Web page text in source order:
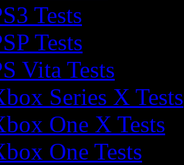
Tests
Tests
Vita Tests
Series X Tests
One X Tests
One Tests